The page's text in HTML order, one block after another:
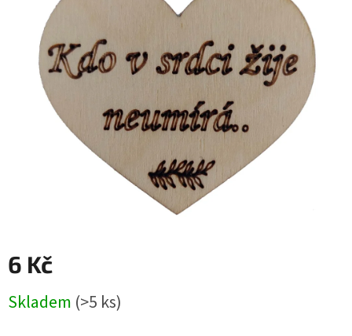
hvězdiček.
6 Kč
cena:
Skladem (>5 ks)